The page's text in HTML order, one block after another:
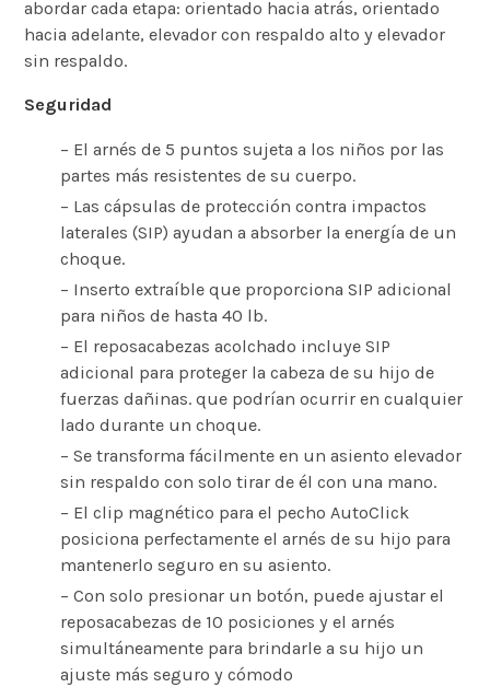
abordar cada etapa: orientado hacia atrás, orientado
hacia adelante, elevador con respaldo alto y elevador
sin respaldo.
Seguridad
– El arnés de 5 puntos sujeta a los niños por las
partes más resistentes de su cuerpo.
– Las cápsulas de protección contra impactos
laterales (SIP) ayudan a absorber la energía de un
choque.
– Inserto extraíble que proporciona SIP adicional
para niños de hasta 40 lb.
– El reposacabezas acolchado incluye SIP
adicional para proteger la cabeza de su hijo de
fuerzas dañinas. que podrían ocurrir en cualquier
lado durante un choque.
– Se transforma fácilmente en un asiento elevador
sin respaldo con solo tirar de él con una mano.
– El clip magnético para el pecho AutoClick
posiciona perfectamente el arnés de su hijo para
mantenerlo seguro en su asiento.
– Con solo presionar un botón, puede ajustar el
reposacabezas de 10 posiciones y el arnés
simultáneamente para brindarle a su hijo un
ajuste más seguro y cómodo